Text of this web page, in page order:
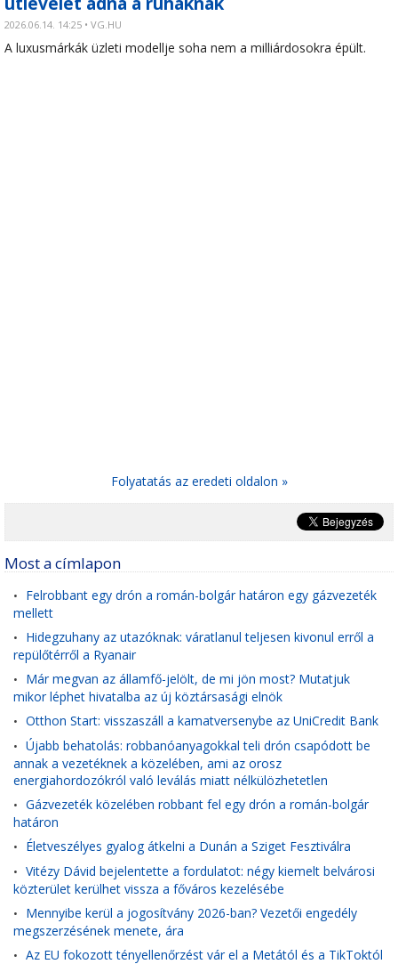
2026.06.14. 14:25 • VG.HU
A luxusmárkák üzleti modellje soha nem a milliárdosokra épült.
Folyatatás az eredeti oldalon »
Most a címlapon
• Felrobbant egy drón a román-bolgár határon egy gázvezeték
mellett
• Hidegzuhany az utazóknak: váratlanul teljesen kivonul erről a
repülőtérről a Ryanair
• Már megvan az államfő-jelölt, de mi jön most? Mutatjuk
mikor léphet hivatalba az új köztársasági elnök
• Otthon Start: visszaszáll a kamatversenybe az UniCredit Bank
• Újabb behatolás: robbanóanyagokkal teli drón csapódott be
annak a vezetéknek a közelében, ami az orosz
energiahordozókról való leválás miatt nélkülözhetetlen
• Gázvezeték közelében robbant fel egy drón a román-bolgár
határon
• Életveszélyes gyalog átkelni a Dunán a Sziget Fesztiválra
• Vitézy Dávid bejelentette a fordulatot: négy kiemelt belvárosi
közterület kerülhet vissza a főváros kezelésébe
• Mennyibe kerül a jogosítvány 2026-ban? Vezetői engedély
megszerzésének menete, ára
• Az EU fokozott tényellenőrzést vár el a Metától és a TikToktól